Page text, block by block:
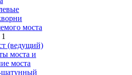
моста
(ведущий)
моста и
моста